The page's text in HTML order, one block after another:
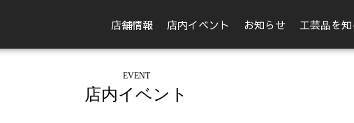
店舗情報 店内イベント お知らせ 工芸品を知
EVENT
店内イベント